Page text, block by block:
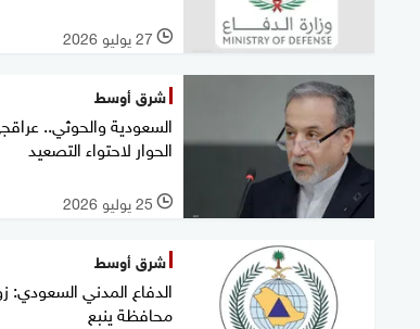
l 27 يوليو 2026
شرق أوسط
السعودية والحوثي..
الحوار لاحتواء التصعيد
l 25 يوليو 2026
شرق أوسط
الدفاع المدني السعودي:
محافظة ينبع